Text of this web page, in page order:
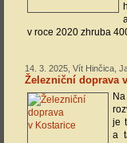
v roce 2020 zhruba
14. 3. 2025, Vít Hinčica,
Železniční doprava
je
a